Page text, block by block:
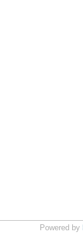
Powered by